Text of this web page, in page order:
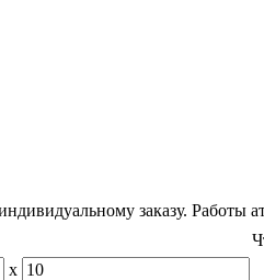
заказу. Работы
x